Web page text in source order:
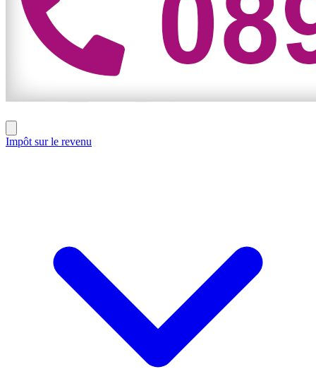
Impôt sur le revenu